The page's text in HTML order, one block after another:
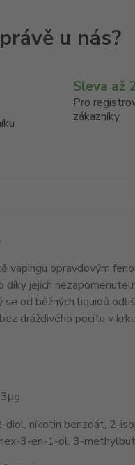
Sleva až
Pro
zákazníky
vapingu opravdovým
jejich
od běžných liquidů
dráždivého pocitu v
diol, nikotin benzoát, 2-
3-en-1-ol, 3-